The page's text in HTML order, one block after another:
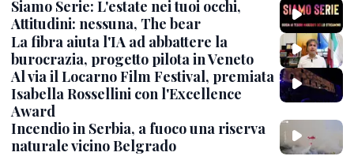
Siamo Serie: L'estate nei tuoi occhi,
Attitudini: nessuna, The bear
La fibra aiuta l'IA ad abbattere la
burocrazia, progetto pilota in Veneto
Al via il Locarno Film Festival, premiata
Isabella Rossellini con l'Excellence
Award
Incendio in Serbia, a fuoco una riserva
naturale vicino Belgrado